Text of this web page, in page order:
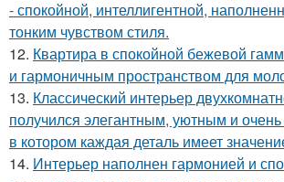
- спокойной, интеллигентной,
тонким чувством стиля.
12. Квартира в спокойной бежевой
и гармоничным пространством для
13. Классический интерьер
получился элегантным, уютным и
в котором каждая деталь имеет
14. Интерьер наполнен гармонией и